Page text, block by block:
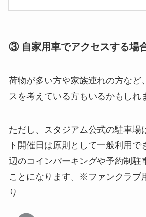
③ 自家用車でアクセスする場
荷物が多い方や家族連れの方など
スを考えている方もいるかもしれ
ただし、スタジアム公式の駐車場
ト開催日は原則として一般利用で
辺のコインパーキングや予約制駐
ことになります。※ファンクラブ
り